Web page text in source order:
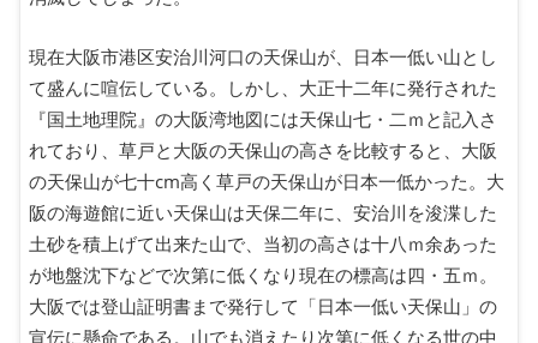
現在大阪市港区安治川河口の天保山が、日本一低い山とし
て盛んに喧伝している。しかし、大正十二年に発行された
『国土地理院』の大阪湾地図には天保山七・二ｍと記入さ
れており、草戸と大阪の天保山の高さを比較すると、大阪
の天保山が七十cm高く草戸の天保山が日本一低かった。大
阪の海遊館に近い天保山は天保二年に、安治川を浚渫した
土砂を積上げて出来た山で、当初の高さは十八ｍ余あった
が地盤沈下などで次第に低くなり現在の標高は四・五ｍ。
大阪では登山証明書まで発行して「日本一低い天保山」の
宣伝に懸命である。山でも消えたり次第に低くなる世の中